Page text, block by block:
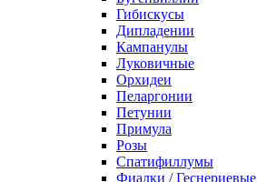
Гибискусы
Дипладении
Кампанулы
Луковичные
Орхидеи
Пеларгонии
Петунии
Примула
Розы
Спатифиллумы
Фиалки / Геснериевые